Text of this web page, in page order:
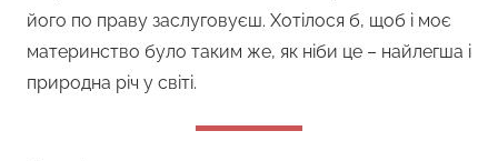
його по праву заслуговуєш. Хотілося б, щоб і моє
материнство було таким же, як ніби це – найлегша і
природна річ у світі.